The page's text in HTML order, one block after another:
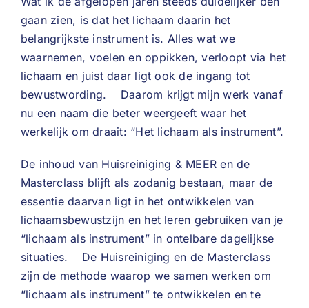
gaan zien, is dat het lichaam daarin het
belangrijkste instrument is. Alles wat we
waarnemen, voelen en oppikken, verloopt via het
lichaam en juist daar ligt ook de ingang tot
bewustwording. Daarom krijgt mijn werk vanaf
nu een naam die beter weergeeft waar het
werkelijk om draait: “Het lichaam als instrument”.
De inhoud van Huisreiniging & MEER en de
Masterclass blijft als zodanig bestaan, maar de
essentie daarvan ligt in het ontwikkelen van
lichaamsbewustzijn en het leren gebruiken van je
“lichaam als instrument” in ontelbare dagelijkse
situaties. De Huisreiniging en de Masterclass
zijn de methode waarop we samen werken om
“lichaam als instrument” te ontwikkelen en te